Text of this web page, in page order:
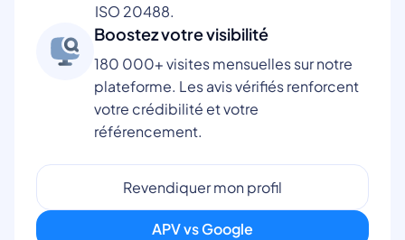
ISO 20488.
Boostez votre visibilité
180 000+ visites mensuelles sur notre
plateforme. Les avis vérifiés renforcent
votre crédibilité et votre
référencement.
Revendiquer mon profil
APV vs Google